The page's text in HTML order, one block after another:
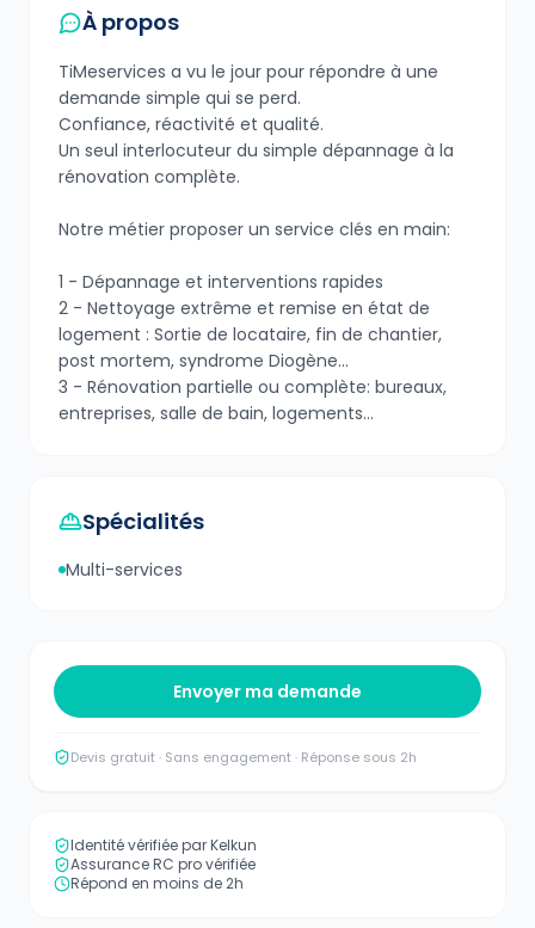
À propos
TiMeservices a vu le jour pour répondre à une
demande simple qui se perd.
Confiance, réactivité et qualité.
Un seul interlocuteur du simple dépannage à la
rénovation complète.
Notre métier proposer un service clés en main:
1 - Dépannage et interventions rapides
2 - Nettoyage extrême et remise en état de
logement : Sortie de locataire, fin de chantier,
post mortem, syndrome Diogène...
3 - Rénovation partielle ou complète: bureaux,
entreprises, salle de bain, logements...
Spécialités
Multi-services
Envoyer ma demande
Devis gratuit · Sans engagement · Réponse sous 2h
Identité vérifiée par Kelkun
Assurance RC pro vérifiée
Répond en moins de 2h